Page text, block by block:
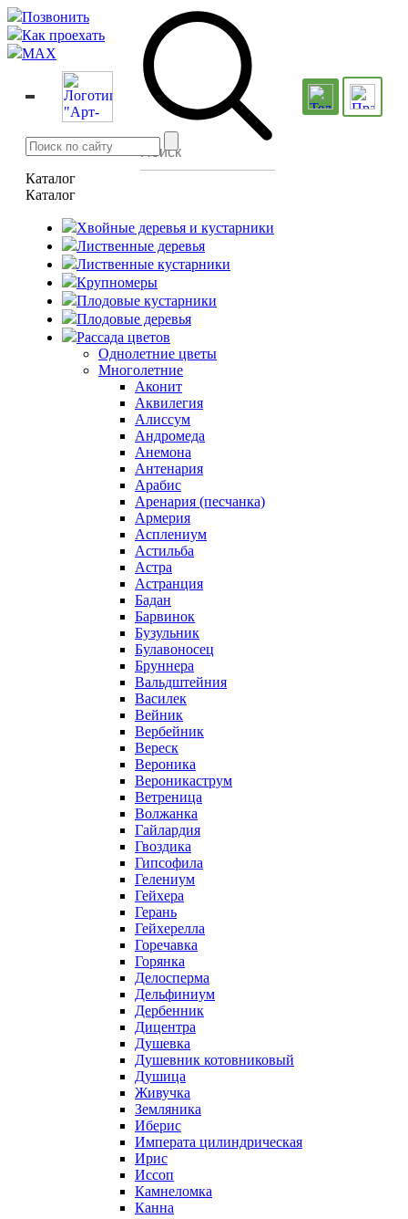
Позвонить
Как проехать
MAX
Каталог
Каталог
Хвойные деревья и кустарники
Лиственные деревья
Лиственные кустарники
Крупномеры
Плодовые кустарники
Плодовые деревья
Рассада цветов
Однолетние цветы
Многолетние
Аконит
Аквилегия
Алиссум
Андромеда
Анемона
Антенария
Арабис
Аренария (песчанка)
Армерия
Асплениум
Астильба
Астра
Астранция
Бадан
Барвинок
Бузульник
Булавоносец
Бруннера
Вальдштейния
Василек
Вейник
Вербейник
Вереск
Вероника
Вероникаструм
Ветреница
Волжанка
Гайлардия
Гвоздика
Гипсофила
Гелениум
Гейхера
Герань
Гейхерелла
Горечавка
Горянка
Делосперма
Дельфиниум
Дербенник
Дицентра
Душевка
Душевник котовниковый
Душица
Живучка
Земляника
Иберис
Императа цилиндрическая
Ирис
Иссоп
Камнеломка
Канна